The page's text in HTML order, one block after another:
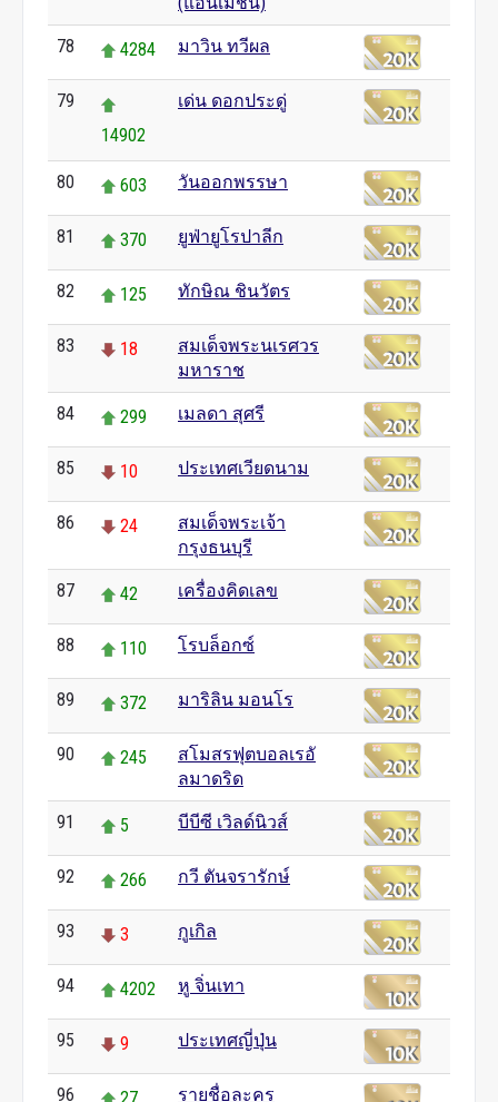
78 4284 มาวิน ทวีผล
79
14902
เด่น ดอกประดู่
80 603 วันออกพรรษา
81 370 ยูฟ่ายูโรปาลีก
82 125 ทักษิณ ชินวัตร
83 18
สมเด็จพระนเรศวร
มหาราช
84 299 เมลดา สุศรี
85 10 ประเทศเวียดนาม
86 24
สมเด็จพระเจ้า
กรุงธนบุรี
87 42 เครื่องคิดเลข
88 110 โรบล็อกซ์
89 372 มาริลิน มอนโร
90 245
สโมสรฟุตบอลเรอั
ลมาดริด
91 5 บีบีซี เวิลด์นิวส์
92 266 กวี ตันจรารักษ์
93 3 กูเกิล
94 4202 หู จิ่นเทา
95 9 ประเทศญี่ปุ่น
96
รายชื่อละคร